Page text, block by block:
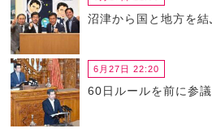
沼津から国と地方を
6月27日 22:20
60日ルールを前に参